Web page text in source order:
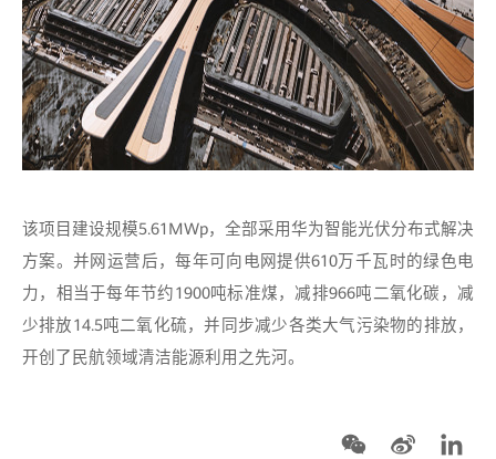
该项目建设规模5.61MWp，全部采用华为智能光伏分布式解决
方案。并网运营后，每年可向电网提供610万千瓦时的绿色电
力，相当于每年节约1900吨标准煤，减排966吨二氧化碳，减
少排放14.5吨二氧化硫，并同步减少各类大气污染物的排放，
开创了民航领域清洁能源利用之先河。